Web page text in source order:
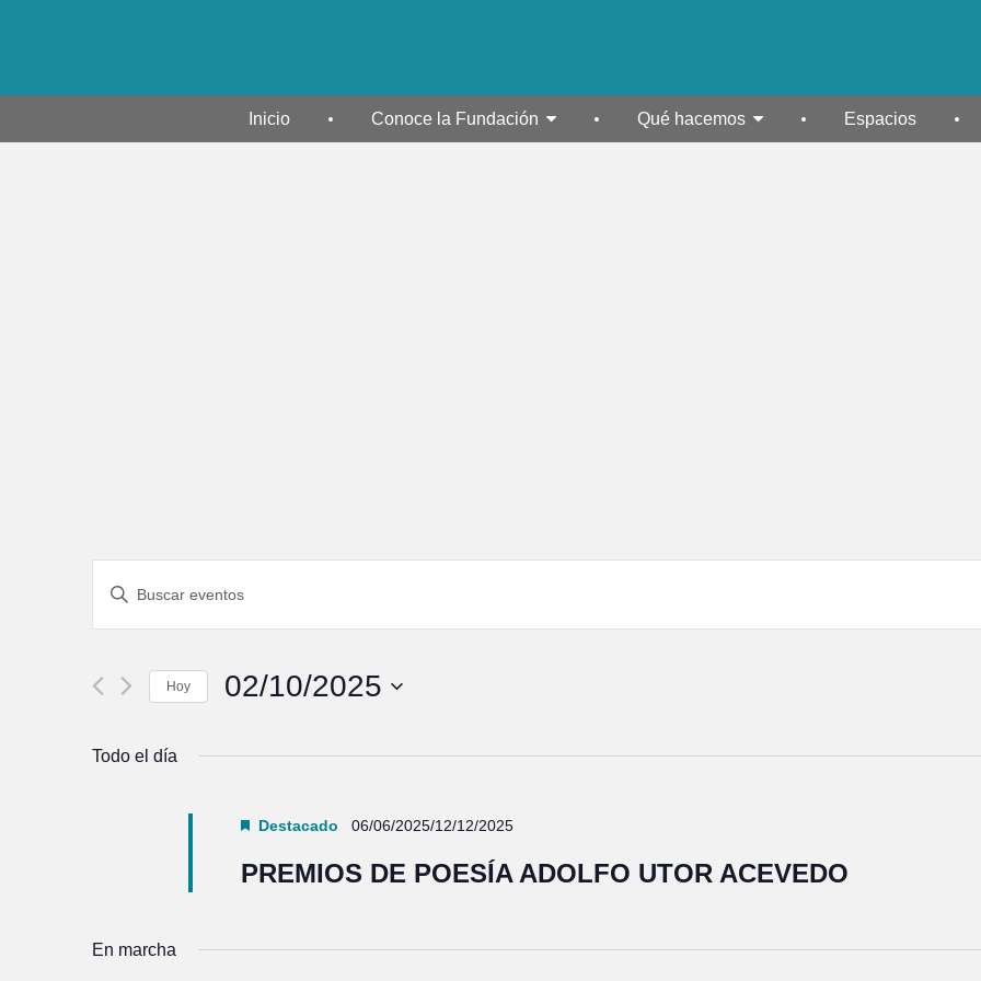
Inicio Conoce la Fundación Qué hacemos Espacios
de
búsqueda
vistas
de
clave.
para
Hoy 02/10/2025
Todo el día
Destacado 06/06/2025/12/12/2025
PREMIOS DE POESÍA ADOLFO UTOR ACEVEDO
En marcha